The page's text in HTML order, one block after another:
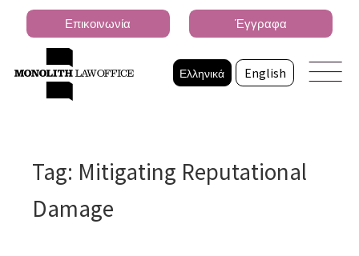
Ελληνικά English
Επικοινωνία Έγγραφα
Tag: Mitigating Reputational
Damage